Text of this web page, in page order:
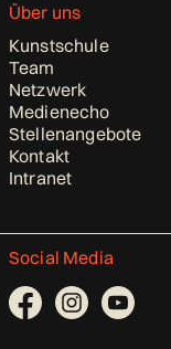
Über uns
Kunstschule
Team
Netzwerk
Medienecho
Stellenangebote
Kontakt
Intranet
Social Media